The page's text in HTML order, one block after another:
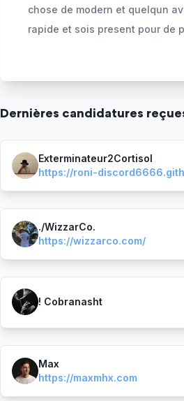
chose de modern et quelqun
Dernières candidatures reçue
Exterminateur2Cortisol
./WizzarCo.
https://wizzarco.com/
! Cobranasht
Max
https://maxmhx.com